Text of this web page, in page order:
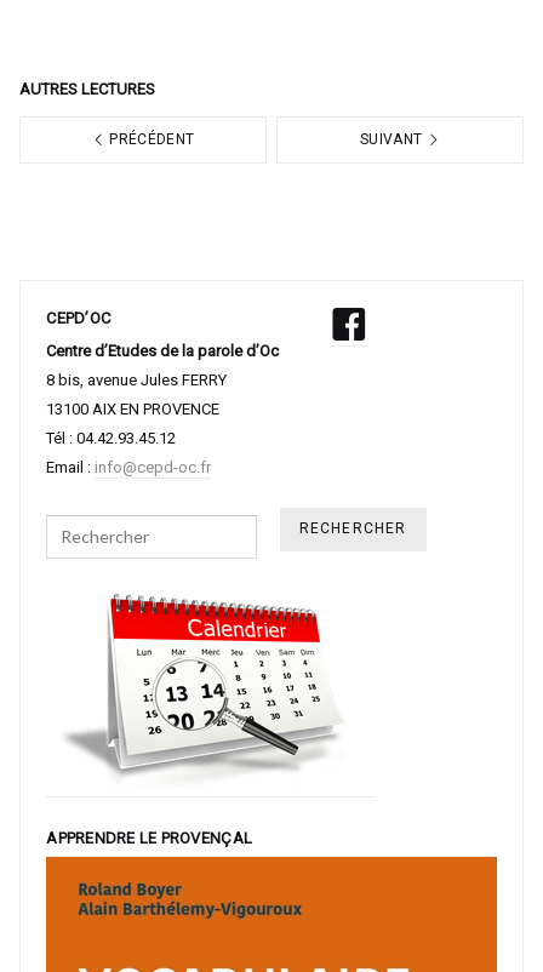
AUTRES LECTURES
PRÉCÉDENT SUIVANT
CEPD’OC
Centre d’Etudes de la parole d’Oc
8 bis, avenue Jules FERRY
13100 AIX EN PROVENCE
Tél : 04.42.93.45.12
Email : info@cepd-oc.fr
Search
APPRENDRE LE PROVENÇAL